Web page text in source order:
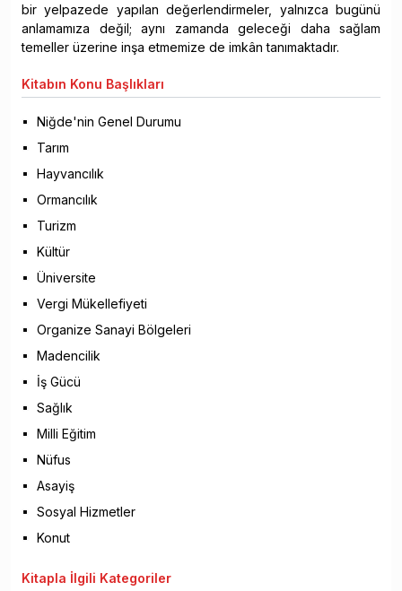
bir yelpazede yapılan değerlendirmeler, yalnızca bugünü
anlamamıza değil; aynı zamanda geleceği daha sağlam
temeller üzerine inşa etmemize de imkân tanımaktadır.
Kitabın Konu Başlıkları
Niğde'nin Genel Durumu
Tarım
Hayvancılık
Ormancılık
Turizm
Kültür
Üniversite
Vergi Mükellefiyeti
Organize Sanayi Bölgeleri
Madencilik
İş Gücü
Sağlık
Milli Eğitim
Nüfus
Asayiş
Sosyal Hizmetler
Konut
Kitapla İlgili Kategoriler